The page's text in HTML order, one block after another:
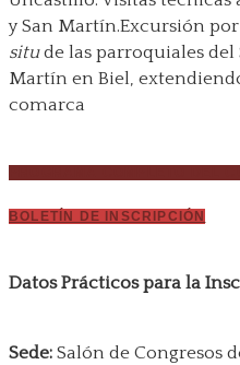
y San Martín.Excursión
situde las parroquiales del
Martín en Biel,
comarca
BOLETÍN DE INSCRIPCIÓN
Datos Prácticos para la
Sede: Salón de Congresos